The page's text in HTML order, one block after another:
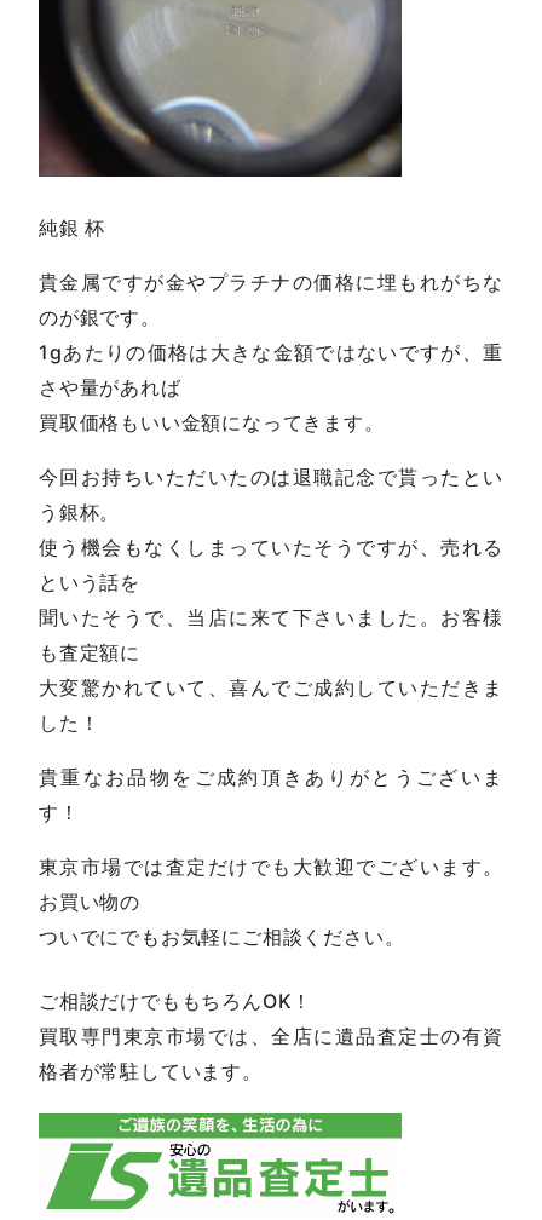
純銀 杯
貴金属ですが金やプラチナの価格に埋もれがちな
のが銀です。
1gあたりの価格は大きな金額ではないですが、重
さや量があれば
買取価格もいい金額になってきます。
今回お持ちいただいたのは退職記念で貰ったとい
う銀杯。
使う機会もなくしまっていたそうですが、売れる
という話を
聞いたそうで、当店に来て下さいました。お客様
も査定額に
大変驚かれていて、喜んでご成約していただきま
した！
貴重なお品物をご成約頂きありがとうございま
す！
東京市場では査定だけでも大歓迎でございます。
お買い物の
ついでにでもお気軽にご相談ください。
ご相談だけでももちろんOK！
買取専門東京市場では、全店に遺品査定士の有資
格者が常駐しています。